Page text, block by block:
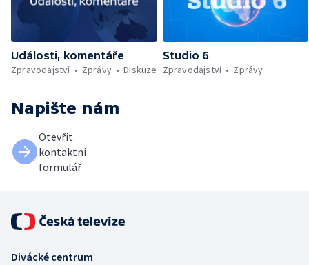
Události, komentáře
Zpravodajství
Zprávy Diskuze
Studio 6
Zpravodajství
Zprávy
Napište nám
Otevřít
kontaktní
formulář
Divácké centrum